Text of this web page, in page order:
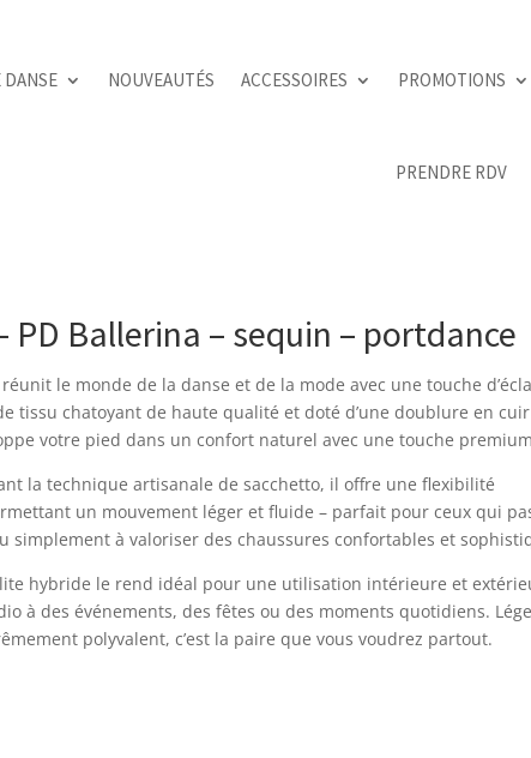
NOUVEAUTÉS ACCESSOIRES PROMOTIONS
PRENDRE RDV
PD Ballerina – sequin – portdance
le monde de la danse et de la mode avec une touche
tissu chatoyant de haute qualité et doté d’une doublure en cuir
votre pied dans un confort naturel avec une touche
la technique artisanale de sacchetto, il offre une flexibilité
un mouvement léger et fluide – parfait pour ceux qui
simplement à valoriser des chaussures confortables et
hybride le rend idéal pour une utilisation intérieure et
à des événements, des fêtes ou des moments quotidiens.
polyvalent, c’est la paire que vous voudrez partout.